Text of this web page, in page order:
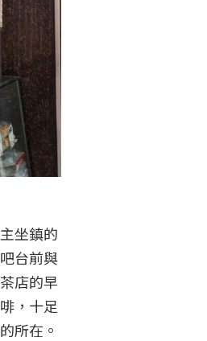
坐鎮的
台前與
店的早
，十足
所在。